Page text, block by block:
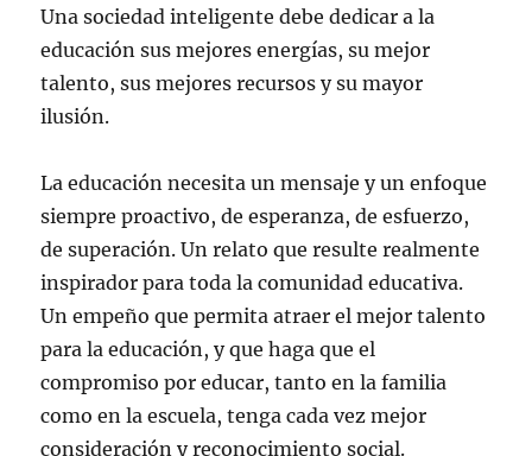
Una sociedad inteligente debe dedicar a la
educación sus mejores energías, su mejor
talento, sus mejores recursos y su mayor
ilusión.
La educación necesita un mensaje y un enfoque
siempre proactivo, de esperanza, de esfuerzo,
de superación. Un relato que resulte realmente
inspirador para toda la comunidad educativa.
Un empeño que permita atraer el mejor talento
para la educación, y que haga que el
compromiso por educar, tanto en la familia
como en la escuela, tenga cada vez mejor
consideración y reconocimiento social.